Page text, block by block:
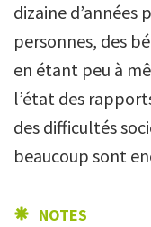
dizaine d’années
personnes, des
en étant peu à
l’état des
des difficultés
beaucoup sont
NOTES